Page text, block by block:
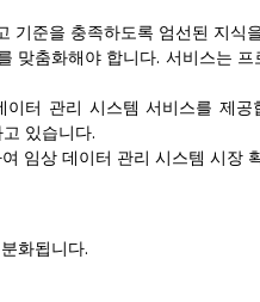
기준을 충족하도록 엄선된 지식
맞춤화해야 합니다. 서비스는
이터 관리 시스템 서비스를 제
있습니다.
임상 데이터 관리 시스템 시장
화됩니다.